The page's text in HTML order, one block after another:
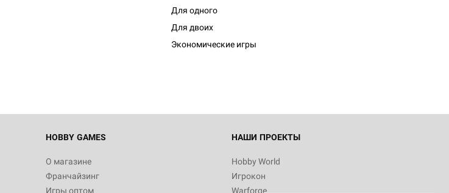
Для одного
Для двоих
Экономические игры
HOBBY GAMES
О магазине
Франчайзинг
Игры оптом
НАШИ ПРОЕКТЫ
Hobby World
Игрокон
Warforge
Настольная игра Hobby World Монстры
Белая смерть
12 990
Настольная игра Hobby World Ужас